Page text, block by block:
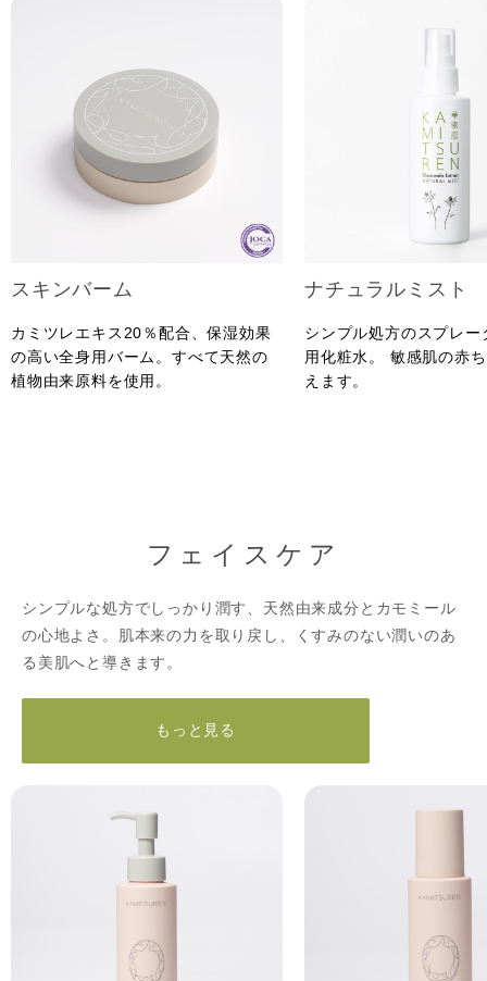
スキンバーム
カミツレエキス20％配合、保湿効果
の高い全身用バーム。すべて天然の
植物由来原料を使用。
ナチュラルミスト
シンプル処方のスプレー
用化粧水。 敏感肌の赤
えます。
フェイスケア
シンプルな処方でしっかり潤す、天然由来成分とカモミール
の心地よさ。肌本来の力を取り戻し、くすみのない潤いのあ
る美肌へと導きます。
もっと見る